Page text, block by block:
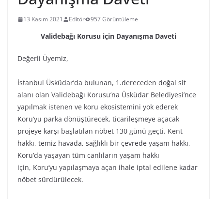
13 Kasım 2021 Editör 957 Görüntüleme
Validebağı Korusu için Dayanışma Daveti
Değerli Üyemiz,
İstanbul Üsküdar’da bulunan, 1.dereceden doğal sit
alanı olan Validebağı Korusu’na Üsküdar Belediyesi’nce
yapılmak istenen ve koru ekosistemini yok ederek
Koru’yu parka dönüştürecek, ticarileşmeye açacak
projeye karşı başlatılan nöbet 130 günü geçti. Kent
hakkı, temiz havada, sağlıklı bir çevrede yaşam hakkı,
Koru’da yaşayan tüm canlıların yaşam hakkı
için, Koru’yu yapılaşmaya açan ihale iptal edilene kadar
nöbet sürdürülecek.